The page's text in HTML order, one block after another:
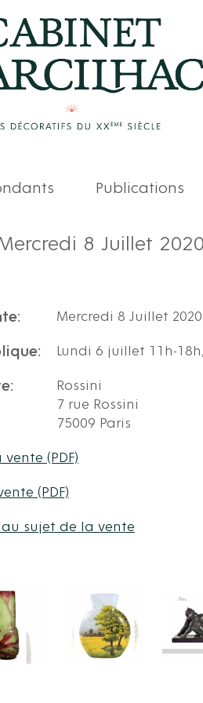
Publications
8 Juillet
Mercredi 8 Juillet
Lundi 6 juillet 11h-
Rossini
7 rue Rossini
75009 Paris
(PDF)
(PDF)
sujet de la vente